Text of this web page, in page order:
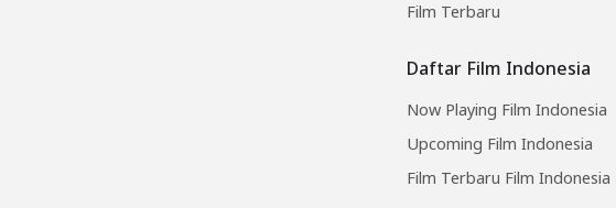
Film Terbaru
Daftar Film Indonesia
Now Playing Film Indonesia
Upcoming Film Indonesia
Film Terbaru Film Indonesia